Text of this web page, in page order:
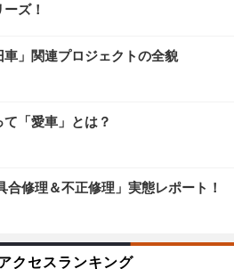
ズ！
車」関連プロジェクトの全貌
「愛車」とは？
合修理＆不正修理」実態レポート！
クセスランキング